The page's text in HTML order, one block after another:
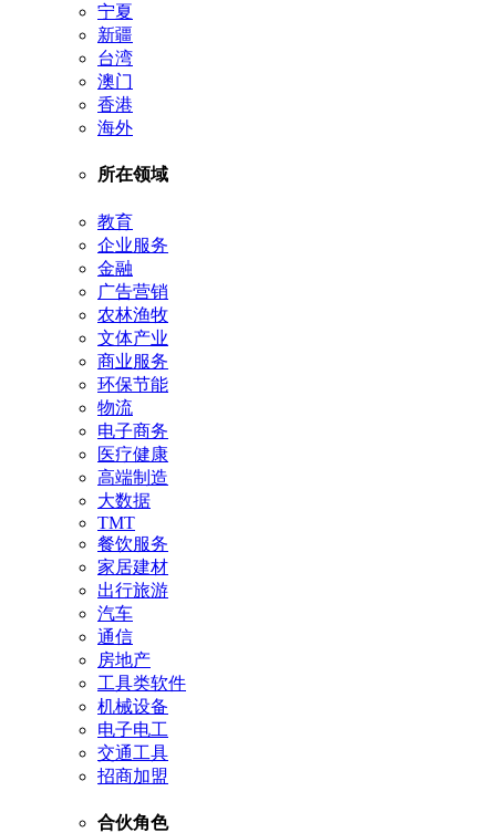
宁夏
新疆
台湾
澳门
香港
海外
所在领域
教育
企业服务
金融
广告营销
农林渔牧
文体产业
商业服务
环保节能
物流
电子商务
医疗健康
高端制造
大数据
TMT
餐饮服务
家居建材
出行旅游
汽车
通信
房地产
工具类软件
机械设备
电子电工
交通工具
招商加盟
合伙角色